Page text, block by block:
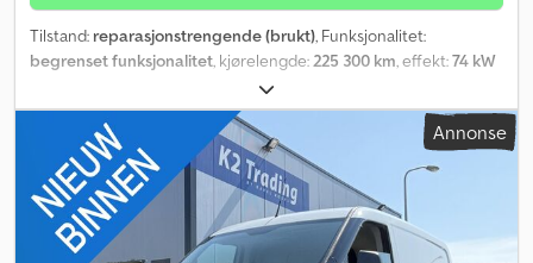
Tilstand: reparasjonstrengende (brukt), Funksjonalitet:
begrenset funksjonalitet, kjørelengde:225 300 km, effekt:74 kW
12/2013
kontroll (TÜV):06/2026, farge:hvit, girtype:mekanisk, antall seter:
, Byggeår:2013
ABS, elektronisk stabilitetsprogram
(ESP), fullstendig servicehistorikk, kollisjonspute
Annonse